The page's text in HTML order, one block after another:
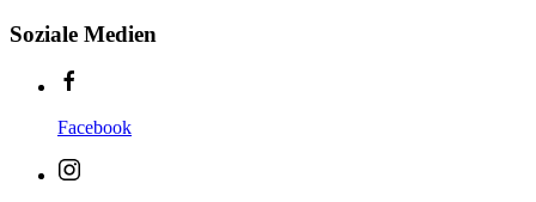
Soziale Medien
Facebook